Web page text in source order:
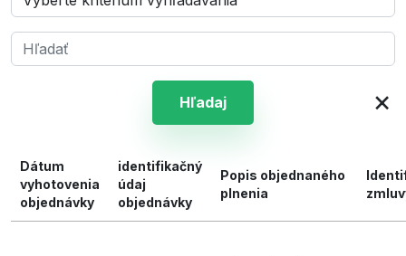
Hľadaj ×
Dátum
vyhotovenia
objednávky
identifikačný
údaj
objednávky
Popis objednaného
plnenia